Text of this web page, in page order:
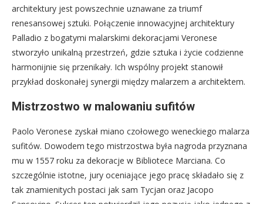
architektury jest powszechnie uznawane za triumf
renesansowej sztuki. Połączenie innowacyjnej architektury
Palladio z bogatymi malarskimi dekoracjami Veronese
stworzyło unikalną przestrzeń, gdzie sztuka i życie codzienne
harmonijnie się przenikały. Ich wspólny projekt stanowił
przykład doskonałej synergii między malarzem a architektem.
Mistrzostwo w malowaniu sufitów
Paolo Veronese zyskał miano czołowego weneckiego malarza
sufitów. Dowodem tego mistrzostwa była nagroda przyznana
mu w 1557 roku za dekoracje w Bibliotece Marciana. Co
szczególnie istotne, jury oceniające jego pracę składało się z
tak znamienitych postaci jak sam Tycjan oraz Jacopo